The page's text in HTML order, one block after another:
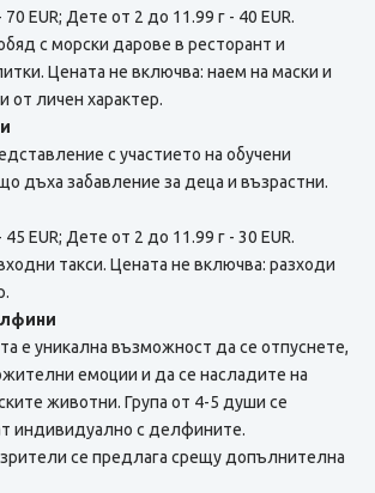
EUR; Дете от 2 до 11.99 г - 40 EUR.
с морски дарове в ресторант и
Цената не включва: наем на маски и
от личен характер.
с участието на обучени
дъха забавление за деца и възрастни.
EUR; Дете от 2 до 11.99 г - 30 EUR.
такси. Цената не включва: разходи
е уникална възможност да се отпуснете,
емоции и да се насладите на
животни. Група от 4-5 души се
индивидуално с делфините.
се предлага срещу допълнителна